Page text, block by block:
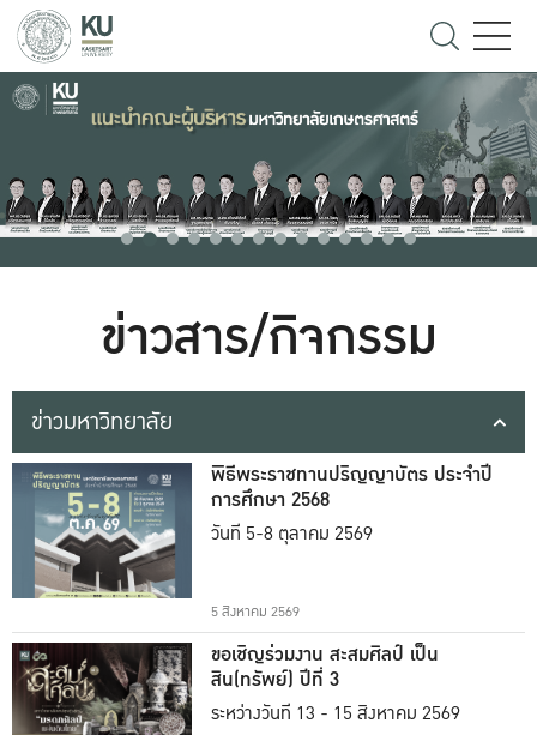
ข่าวสาร/กิจกรรม
ข่าวมหาวิทยาลัย
พิธีพระราชทานปริญญาบัตร ประจำปี
การศึกษา 2568
วันที่ 5-8 ตุลาคม 2569
5 สิงหาคม 2569
ขอเชิญร่วมงาน สะสมศิลป์ เป็น
สิน(ทรัพย์) ปีที่ 3
ระหว่างวันที่ 13 - 15 สิงหาคม 2569